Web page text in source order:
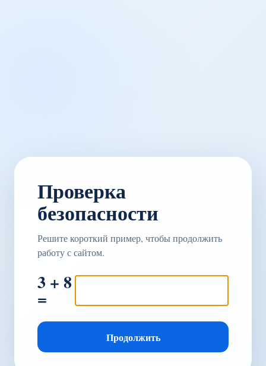
Проверка
безопасности
Решите короткий пример, чтобы продолжить
работу с сайтом.
3 + 8
=
Продолжить